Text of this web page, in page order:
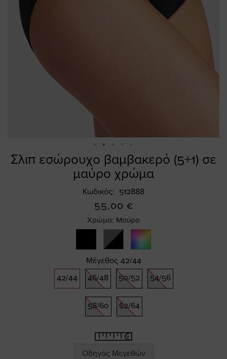
Σλιπ εσώρουχο βαμβακερό (5+1) σε
μαύρο χρώμα
Κωδικός 512888
55,00 €
Χρώμα: Μαύρο
Μέγεθος 42/44
42/44
46/48 50/52 54/56
58/60 62/64
Οδηγός Μεγεθών
Skip